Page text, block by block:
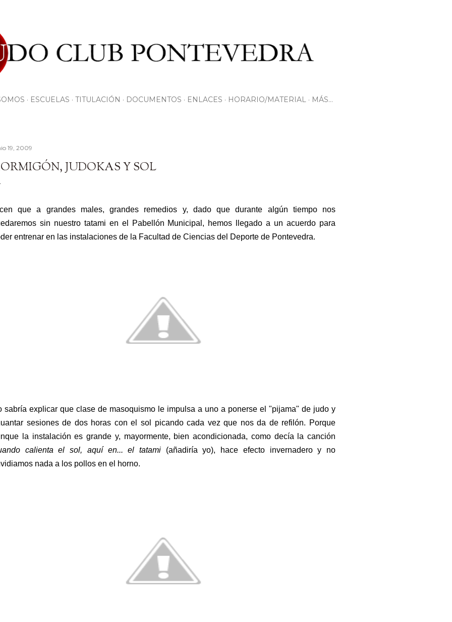
ESCUELAS TITULACIÓN DOCUMENTOS ENLACES HORARIO/MATERIAL MÁS…
19, 2009
JUDOKAS Y SOL
que a grandes males, grandes remedios y, dado que durante algún tiempo nos
sin nuestro tatami en el Pabellón Municipal, hemos llegado a un acuerdo para
entrenar en las instalaciones de la Facultad de Ciencias del Deporte de Pontevedra.
sabría explicar que clase de masoquismo le impulsa a uno a ponerse el "pijama" de judo y
sesiones de dos horas con el sol picando cada vez que nos da de refilón. Porque
la instalación es grande y, mayormente, bien acondicionada, como decía la canción
calienta el sol, aquí en... el tatami (añadiría yo), hace efecto invernadero y no
nada a los pollos en el horno.